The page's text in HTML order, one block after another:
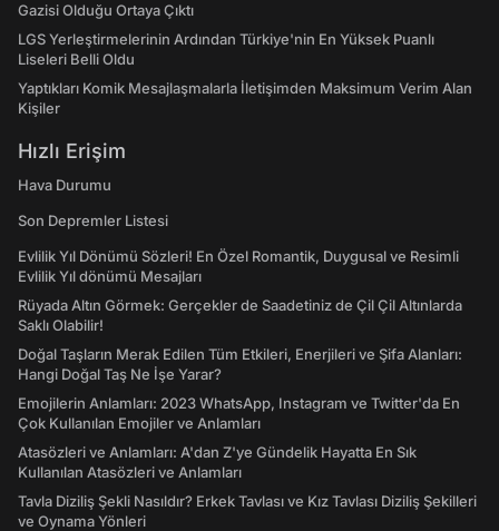
Gazisi Olduğu Ortaya Çıktı
LGS Yerleştirmelerinin Ardından Türkiye'nin En Yüksek Puanlı
Liseleri Belli Oldu
Yaptıkları Komik Mesajlaşmalarla İletişimden Maksimum Verim Alan
Kişiler
Hızlı Erişim
Hava Durumu
Son Depremler Listesi
Evlilik Yıl Dönümü Sözleri! En Özel Romantik, Duygusal ve Resimli
Evlilik Yıl dönümü Mesajları
Rüyada Altın Görmek: Gerçekler de Saadetiniz de Çil Çil Altınlarda
Saklı Olabilir!
Doğal Taşların Merak Edilen Tüm Etkileri, Enerjileri ve Şifa Alanları:
Hangi Doğal Taş Ne İşe Yarar?
Emojilerin Anlamları: 2023 WhatsApp, Instagram ve Twitter'da En
Çok Kullanılan Emojiler ve Anlamları
Atasözleri ve Anlamları: A'dan Z'ye Gündelik Hayatta En Sık
Kullanılan Atasözleri ve Anlamları
Tavla Diziliş Şekli Nasıldır? Erkek Tavlası ve Kız Tavlası Diziliş Şekilleri
ve Oynama Yönleri